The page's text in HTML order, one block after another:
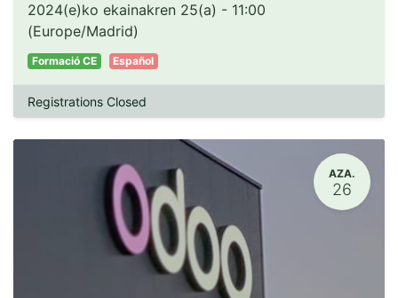
2024(e)ko ekainakren 25(a) - 11:00
(Europe/Madrid)
Formació CE Español
Registrations Closed
AZA.
26